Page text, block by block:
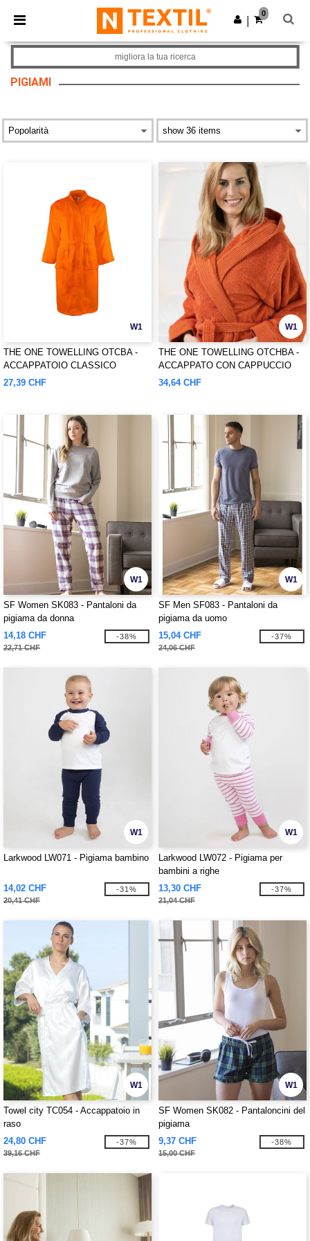
× App Ntextil
Prezzi migliori sull'app!
Scarica app
0
PIGIAMI
migliora la tua ricerca
W1
THE ONE TOWELLING OTCBA -
ACCAPPATOIO CLASSICO
27,39 CHF
W1
THE ONE TOWELLING OTCHBA -
ACCAPPATO CON CAPPUCCIO
34,64 CHF
W1
SF Women SK083 - Pantaloni da
pigiama da donna
14,18 CHF
22,71 CHF
-38%
W1
SF Men SF083 - Pantaloni da
pigiama da uomo
15,04 CHF
24,06 CHF
-37%
W1
Larkwood LW071 - Pigiama bambino
14,02 CHF
20,41 CHF
-31%
W1
Larkwood LW072 - Pigiama per
bambini a righe
13,30 CHF
21,04 CHF
-37%
W1
Towel city TC054 - Accappatoio in
raso
24,80 CHF
39,16 CHF
-37%
W1
SF Women SK082 - Pantaloncini del
pigiama
9,37 CHF
15,00 CHF
-38%